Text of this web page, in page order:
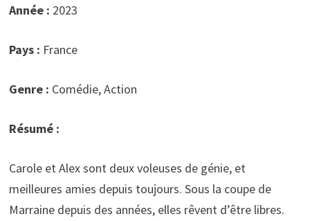
Année : 2023
Pays : France
Genre : Comédie, Action
Résumé :
Carole et Alex sont deux voleuses de génie, et
meilleures amies depuis toujours. Sous la coupe de
Marraine depuis des années, elles rêvent d’être libres.